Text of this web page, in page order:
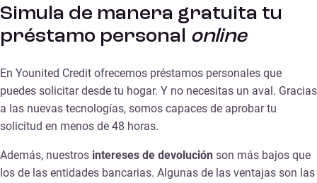
Simula de manera gratuita tu
préstamo personal online
En Younited Credit ofrecemos préstamos personales que
puedes solicitar desde tu hogar. Y no necesitas un aval. Gracias
a las nuevas tecnologías, somos capaces de aprobar tu
solicitud en menos de 48 horas.
Además, nuestros intereses de devolución son más bajos que
los de las entidades bancarias. Algunas de las ventajas son las